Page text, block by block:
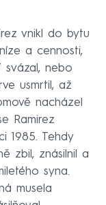
vnikl do bytu
a cennosti,
svázal, nebo
usmrtil, až
nacházel
Ramirez
1985. Tehdy
zbil, znásilnil a
syna.
musela